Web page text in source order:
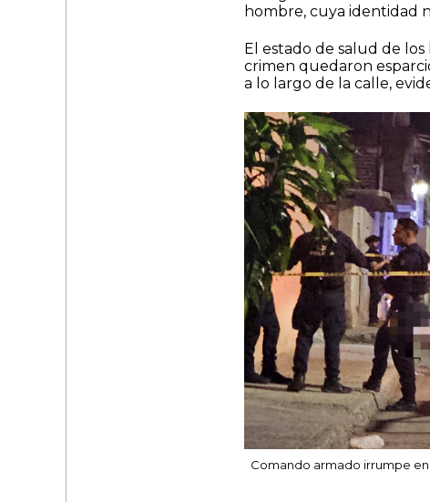
hombre, cuya identidad
El estado de salud de
crimen quedaron
a lo largo de la calle,
Comando armado irrumpe